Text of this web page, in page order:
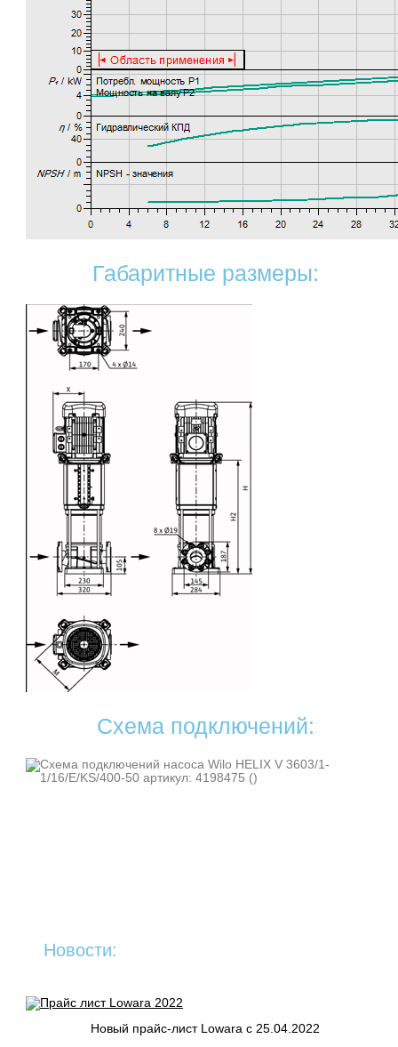
Новости:
Новый прайс-лист Lowara c 25.04.2022
Габаритные размеры:
Схема подключений: